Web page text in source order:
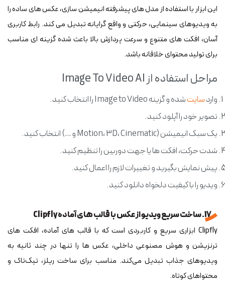
این ابزار با استفاده از مدل های پیشرفته انیمیشن سازی، عکس های ساده را
به ویدیوهای سینمایی، حرکتی و واقع گرایانه تبدیل می کند. رابط کاربری
آسان، افکت های متنوع و سرعت پردازش بالا باعث شده گزینه ای مناسب
برای تولید محتوای خلاقانه باشد.
مراحل استفاده از Image To Video AI
واردسایتشده و گزینه Image to Video را انتخاب کنید.
تصویر خود را آپلود کنید.
یک سبک انیمیشن (Motion، 3D، Cinematic و …) انتخاب کنید.
شدت حرکت، افکت ها یا جهت دوربین را تنظیم کنید.
پیش نمایش بگیرید و تغییرات لازم را اعمال کنید.
ویدیو را با کیفیت دلخواه دانلود کنید.
17. ساخت سریع ویدیو از عکس با قالب های آماده Clipfly
Clipfly ابزاری سریع و کاربردی است که با قالب های آماده، افکت های
ترنزیشن و هوش مصنوعی داخلی، عکس ها را تنها در چند ثانیه به
ویدیوهای جذاب تبدیل می‌کند. مناسب برای ساخت ریلز، تیک‌تاک و
محتواهای کوتاه.